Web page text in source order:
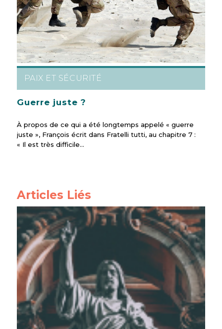
PAIX ET SÉCURITÉ
Guerre juste ?
À propos de ce qui a été longtemps appelé « guerre
juste », François écrit dans Fratelli tutti, au chapitre 7 :
« Il est très difficile…
Articles Liés